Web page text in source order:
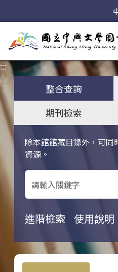
:::
整合查詢
期刊檢索
除本館館藏目錄外，可
資源。
關鍵字搜尋
進階檢索 使用說明